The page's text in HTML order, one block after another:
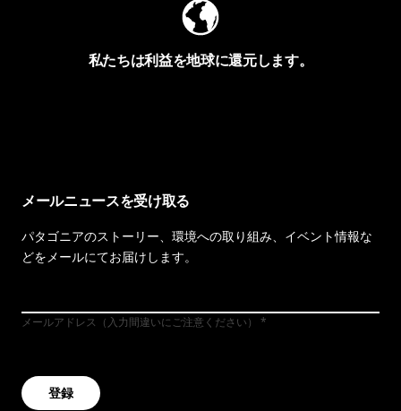
私たちは利益を地球に還元します。
メールニュースを受け取る
パタゴニアのストーリー、環境への取り組み、イベント情報な
どをメールにてお届けします。
メールアドレス（入力間違いにご注意ください）
登録